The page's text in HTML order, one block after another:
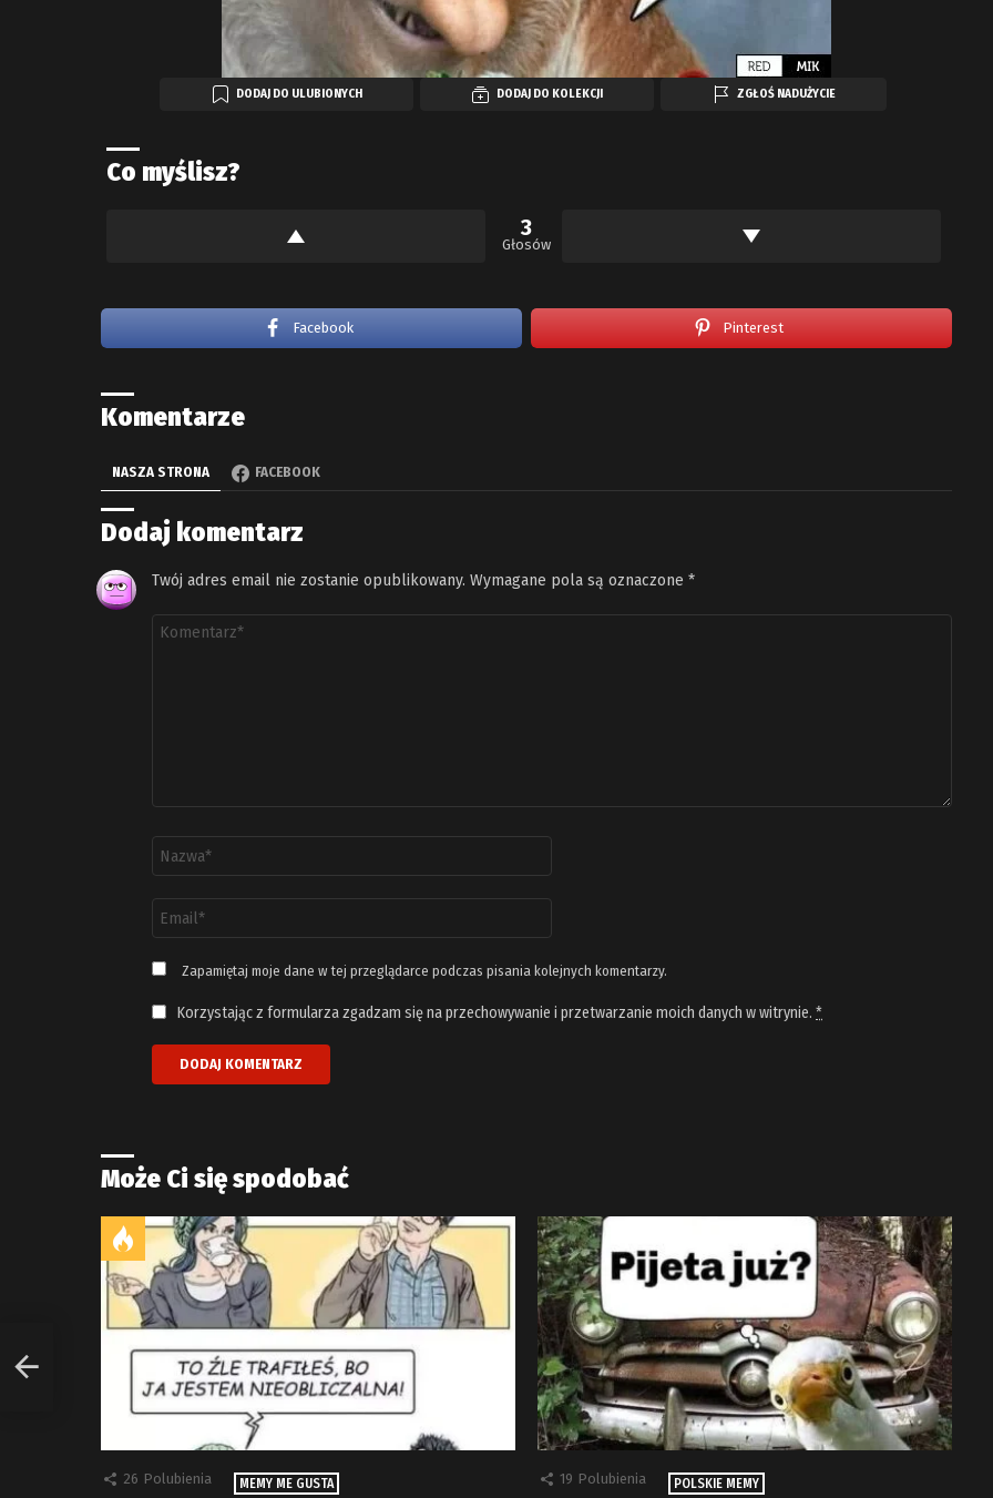
DODAJ DO ULUBIONYCH DODAJ DO KOLEKCJI ZGŁOŚ NADUŻYCIE
Co myślisz?
3
Głosów
Facebook Pinterest
Komentarze
NASZA STRONA FACEBOOK
Dodaj komentarz
Twój adres email nie zostanie opublikowany. Wymagane pola są oznaczone *
Komentarz
email
*
Zapamiętaj moje dane w tej przeglądarce podczas pisania kolejnych komentarzy.
Korzystając z formularza zgadzam się na przechowywanie i przetwarzanie moich danych w witrynie. *
Może Ci się spodobać
26 Polubienia MEMY ME GUSTA 19 Polubienia POLSKIE MEMY